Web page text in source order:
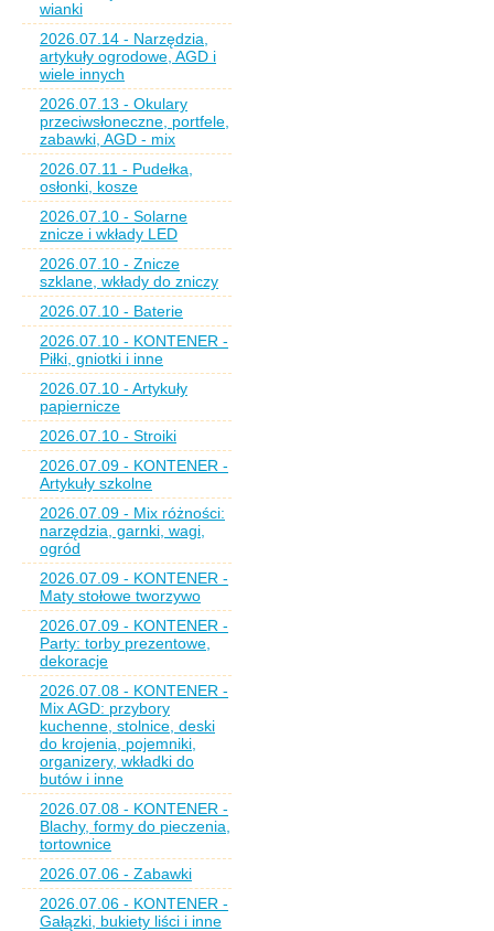
wianki
2026.07.14 - Narzędzia,
artykuły ogrodowe, AGD i
wiele innych
2026.07.13 - Okulary
przeciwsłoneczne, portfele,
zabawki, AGD - mix
2026.07.11 - Pudełka,
osłonki, kosze
2026.07.10 - Solarne
znicze i wkłady LED
2026.07.10 - Znicze
szklane, wkłady do zniczy
2026.07.10 - Baterie
2026.07.10 - KONTENER -
Piłki, gniotki i inne
2026.07.10 - Artykuły
papiernicze
2026.07.10 - Stroiki
2026.07.09 - KONTENER -
Artykuły szkolne
2026.07.09 - Mix różności:
narzędzia, garnki, wagi,
ogród
2026.07.09 - KONTENER -
Maty stołowe tworzywo
2026.07.09 - KONTENER -
Party: torby prezentowe,
dekoracje
2026.07.08 - KONTENER -
Mix AGD: przybory
kuchenne, stolnice, deski
do krojenia, pojemniki,
organizery, wkładki do
butów i inne
2026.07.08 - KONTENER -
Blachy, formy do pieczenia,
tortownice
2026.07.06 - Zabawki
2026.07.06 - KONTENER -
Gałązki, bukiety liści i inne